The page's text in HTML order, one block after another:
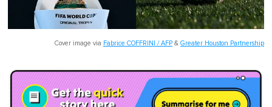
Cover image via Fabrice COFFRINI / AFP & Greater Houston Partnership